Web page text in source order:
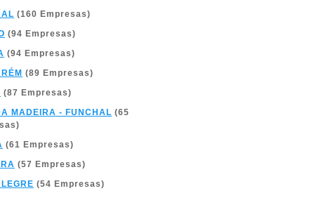
(160 Empresas)
(94 Empresas)
(94 Empresas)
(89 Empresas)
(87 Empresas)
MADEIRA - FUNCHAL (65
(61 Empresas)
(57 Empresas)
(54 Empresas)